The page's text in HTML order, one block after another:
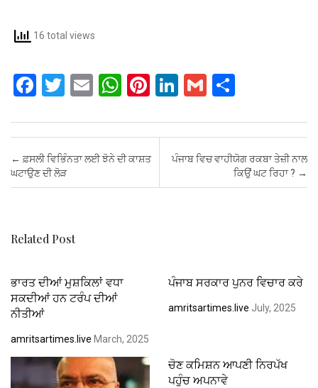
16 total views
F
ce
b
o
T
tt
er
E
ail
W
at
s
Pi
er
es
Li
ke
dI
G
ail ar
e
Post navigation
← ਫ਼ਸਲੀ ਵਿਭਿੰਨਤਾ ਲਈ ਝੋਨੇ ਦੀ ਕਾਸ਼ਤ
ਘਟਾਉਣ ਦੀ ਲੋੜ
ਪੰਜਾਬ ਵਿਚ ਵਾਹੀਯੋਗ ਰਕਬਾ ਤੇਜ਼ੀ ਨਾਲ
ਕਿਉਂ ਘਟ ਰਿਹਾ ? →
Related Post
ਭਾਰਤ ਦੀਆਂ ਮੁਸ਼ਕਿਲਾਂ ਵਧਾ
ਸਕਦੀਆਂ ਹਨ ਟਰੰਪ ਦੀਆਂ
ਨੀਤੀਆਂ
amritsartimes.live March, 2025
ਪੰਜਾਬ ਸਰਕਾਰ ਪੁਨਰ ਵਿਚਾਰ ਕਰੇ
amritsartimes.live July, 2025
ਚੋਣ ਕਮਿਸ਼ਨ ਆਪਣੀ ਨਿਰਪੱਖ
ਪਹੁੰਚ ਅਪਨਾਵੇ